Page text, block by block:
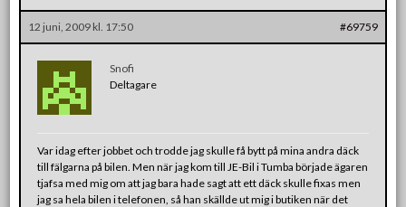
12 juni, 2009 kl. 17:50 #69759
Snofi
Deltagare
Var idag efter jobbet och trodde jag skulle få bytt på mina andra däck
till fälgarna på bilen. Men när jag kom till JE-Bil i Tumba började ägaren
tjafsa med mig om att jag bara hade sagt att ett däck skulle fixas men
jag sa hela bilen i telefonen, så han skällde ut mig i butiken när det